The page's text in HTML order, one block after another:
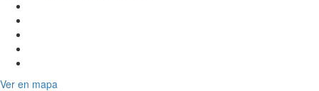
Ver en mapa